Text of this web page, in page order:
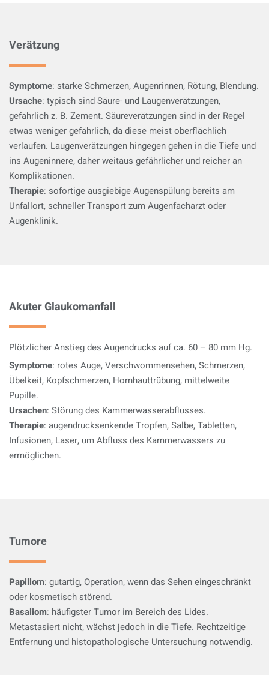
Verätzung
Symptome: starke Schmerzen, Augenrinnen, Rötung, Blendung.
Ursache: typisch sind Säure- und Laugenverätzungen,
gefährlich z. B. Zement. Säureverätzungen sind in der Regel
etwas weniger gefährlich, da diese meist oberflächlich
verlaufen. Laugenverätzungen hingegen gehen in die Tiefe und
ins Augeninnere, daher weitaus gefährlicher und reicher an
Komplikationen.
Therapie: sofortige ausgiebige Augenspülung bereits am
Unfallort, schneller Transport zum Augenfacharzt oder
Augenklinik.
Akuter Glaukomanfall
Plötzlicher Anstieg des Augendrucks auf ca. 60 – 80 mm Hg.
Symptome: rotes Auge, Verschwommensehen, Schmerzen,
Übelkeit, Kopfschmerzen, Hornhauttrübung, mittelweite
Pupille.
Ursachen: Störung des Kammerwasserabflusses.
Therapie: augendrucksenkende Tropfen, Salbe, Tabletten,
Infusionen, Laser, um Abfluss des Kammerwassers zu
ermöglichen.
Tumore
Papillom: gutartig, Operation, wenn das Sehen eingeschränkt
oder kosmetisch störend.
Basaliom: häufigster Tumor im Bereich des Lides.
Metastasiert nicht, wächst jedoch in die Tiefe. Rechtzeitige
Entfernung und histopathologische Untersuchung notwendig.